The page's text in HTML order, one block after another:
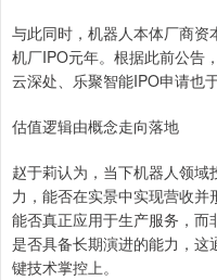
与此同时，机器人本体厂商
机厂IPO元年。根据此前公告
云深处、乐聚智能IPO申请也
估值逻辑由概念走向落地
赵于莉认为，当下机器人领
力，能否在实景中实现营收
能否真正应用于生产服务，而
是否具备长期演进的能力，
键技术掌控上。